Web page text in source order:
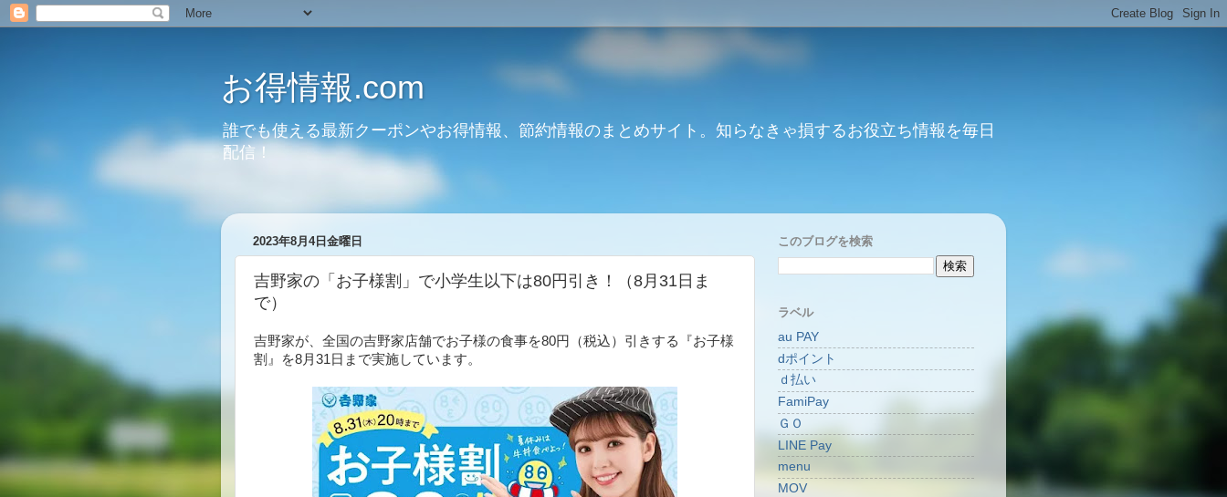
お得情報.com
誰でも使える最新クーポンやお得情報、節約情報のまとめサイト。知らなきゃ損するお役立ち情報を毎日
配信！
2023年8月4日金曜日
吉野家の「お子様割」で小学生以下は80円引き！（8月31日ま
で）
吉野家が、全国の吉野家店舗でお子様の食事を80円（税込）引きする『お子様
割』を8月31日まで実施しています。
このブログを検索
ラベル
au PAY
dポイント
ｄ払い
FamiPay
ＧＯ
LINE Pay
menu
MOV